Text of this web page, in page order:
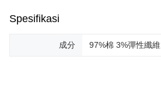
Spesifikasi
成分 97%棉 3%彈性纖維